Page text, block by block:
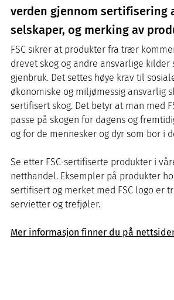
verden gjennom sertifisering
selskaper, og merking av
FSC sikrer at produkter fra trær
drevet skog og andre ansvarlige kilder
gjenbruk. Det settes høye krav til
økonomiske og miljømessig ansvarlig
sertifisert skog. Det betyr at man med
passe på skogen for dagens og
og for de mennesker og dyr som bor i
Se etter FSC-sertifiserte produkter i
netthandel. Eksempler på produkter
sertifisert og merket med FSC logo er
servietter og trefjøler.
Mer informasjon finner du på